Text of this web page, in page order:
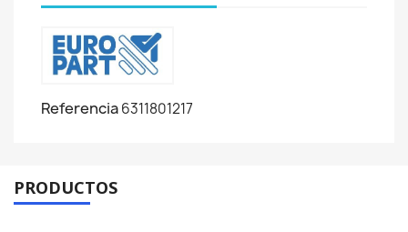
Referencia6311801217
PRODUCTOS